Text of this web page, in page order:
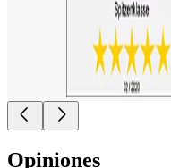
Opiniones